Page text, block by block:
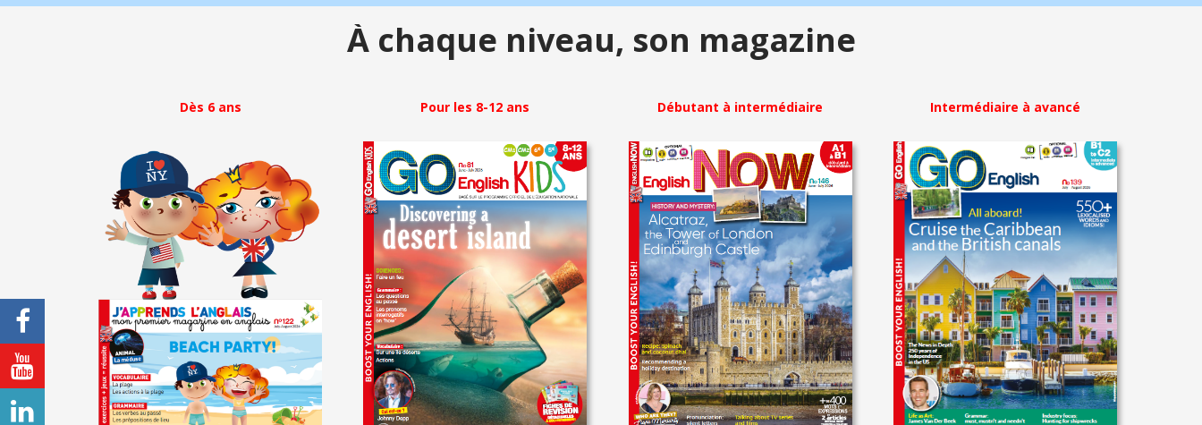
À chaque niveau, son magazine
Dès 6 ans Pour les 8-12 ans Débutant à intermédiaire Intermédiaire à avancé